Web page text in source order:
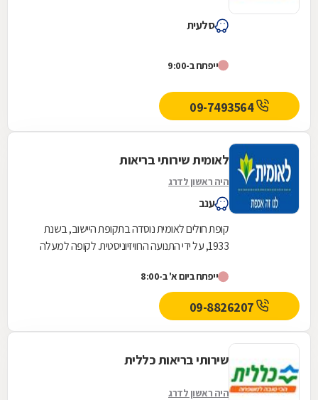
סלעית
ייפתח ב-9:00
09-7493564
לאומית שירותי בריאות
היה ראשון לדרג
ענב
קופת חולים לאומית נוסדה בתקופת היישוב, בשנת
1933, על ידי התנועה הרוויזיוניסטית. לקופה למעלה
אחת...ייפתח ביום א' ב-8:00
09-8826207
שירותי בריאות כללית
היה ראשון לדרג